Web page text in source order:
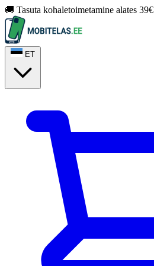
🚚 Tasuta kohaletoimetamine alates 39€
ET